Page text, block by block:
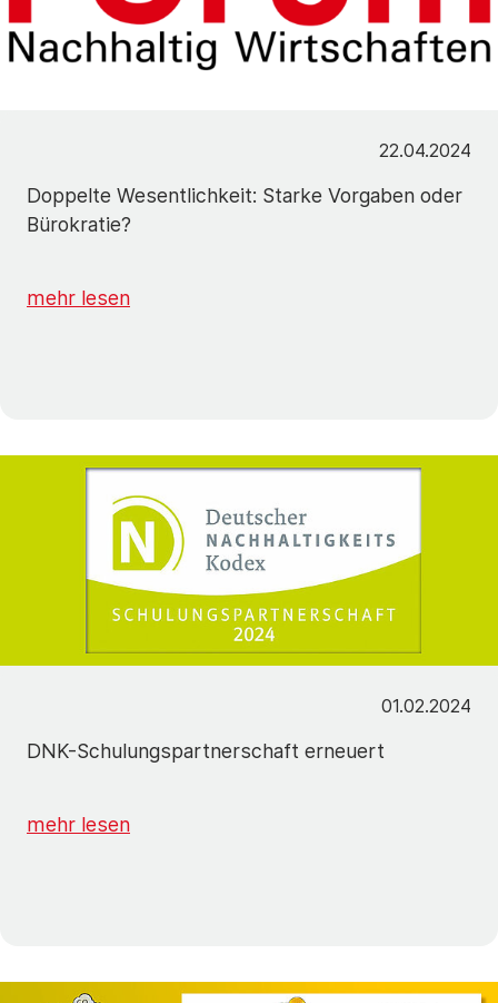
22.04.2024
Doppelte Wesentlichkeit: Starke Vorgaben oder
Bürokratie?
mehr lesen
01.02.2024
DNK-Schulungspartnerschaft erneuert
mehr lesen